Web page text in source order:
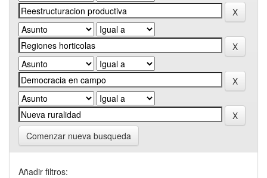
Comenzar nueva busqueda
Añadir filtros: